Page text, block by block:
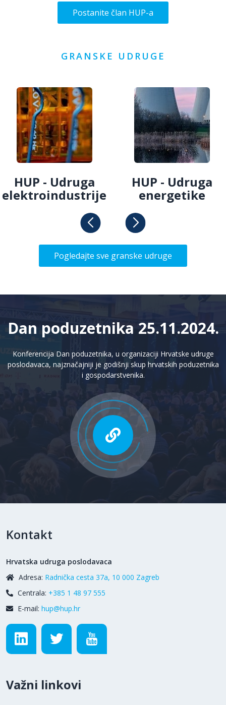
Postanite član HUP-a
GRANSKE UDRUGE
HUP - Udruga
elektroindustrije
HUP - Udruga
energetike
Pogledajte sve granske udruge
Dan poduzetnika 25.11.2024.
Konferencija Dan poduzetnika, u organizaciji Hrvatske udruge
poslodavaca, najznačajniji je godišnji skup hrvatskih poduzetnika
i gospodarstvenika.
Kontakt
Hrvatska udruga poslodavaca
Adresa: Radnička cesta 37a, 10 000 Zagreb
Centrala: +385 1 48 97 555
E-mail: hup@hup.hr
Važni linkovi